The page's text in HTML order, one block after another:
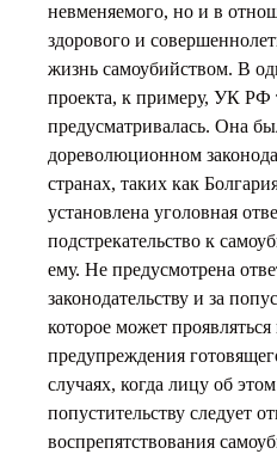
невменяемого, но и в
здорового и
жизнь самоубийством. В
проекта, к примеру, УК РФ
предусматривалась. Она
дореволюционном
странах, таких как
установлена уголовная
подстрекательство к
ему. Не предусмотрена
законодательству и за
которое может
предупреждения
случаях, когда лицу об
попустительству следует
воспрепятствования